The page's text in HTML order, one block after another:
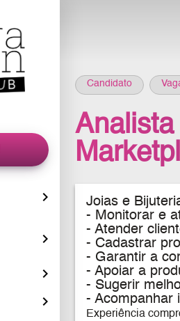
Candidato
Joias e
- Monitorar e
- Atender
- Cadastrar
- Garantir a
- Apoiar a
- Sugerir
- Acompanhar
Experiência